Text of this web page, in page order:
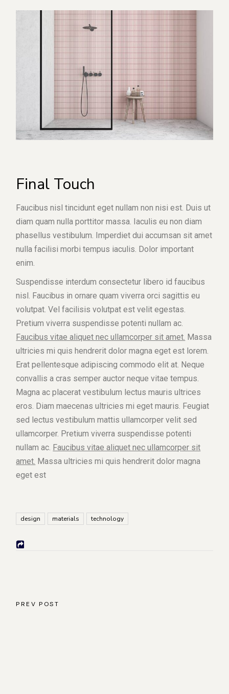
Final Touch
Faucibus nisl tincidunt eget nullam non nisi est. Duis ut
diam quam nulla porttitor massa. Iaculis eu non diam
phasellus vestibulum. Imperdiet dui accumsan sit amet
nulla facilisi morbi tempus iaculis. Dolor important
enim.
Suspendisse interdum consectetur libero id faucibus
nisl. Faucibus in ornare quam viverra orci sagittis eu
volutpat. Vel facilisis volutpat est velit egestas.
Pretium viverra suspendisse potenti nullam ac.
Faucibus vitae aliquet nec ullamcorper sit amet. Massa
ultricies mi quis hendrerit dolor magna eget est lorem.
Erat pellentesque adipiscing commodo elit at. Neque
convallis a cras semper auctor neque vitae tempus.
Magna ac placerat vestibulum lectus mauris ultrices
eros. Diam maecenas ultricies mi eget mauris. Feugiat
sed lectus vestibulum mattis ullamcorper velit sed
ullamcorper. Pretium viverra suspendisse potenti
nullam ac. Faucibus vitae aliquet nec ullamcorper sit
amet. Massa ultricies mi quis hendrerit dolor magna
eget est
design materials technology
PREV POST